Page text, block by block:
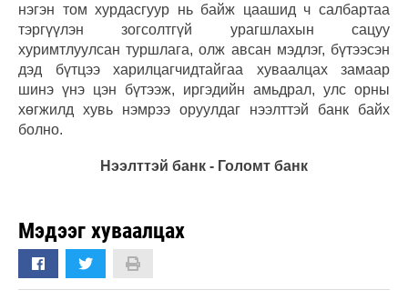
нэгэн том хурдасгуур нь байж цаашид ч салбартаа
тэргүүлэн зогсолтгүй урагшлахын сацуу
хуримтлуулсан туршлага, олж авсан мэдлэг, бүтээсэн
дэд бүтцээ харилцагчидтайгаа хуваалцах замаар
шинэ үнэ цэн бүтээж, иргэдийн амьдрал, улс орны
хөгжилд хувь нэмрээ оруулдаг нээлттэй банк байх
болно.
Нээлттэй банк - Голомт банк
Мэдээг хуваалцах